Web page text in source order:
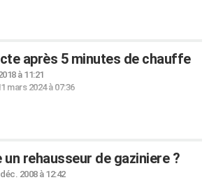
après 5 minutes de chauffe
à 11:21
mars 2024 à 07:36
rehausseur de gaziniere ?
2008 à 12:42